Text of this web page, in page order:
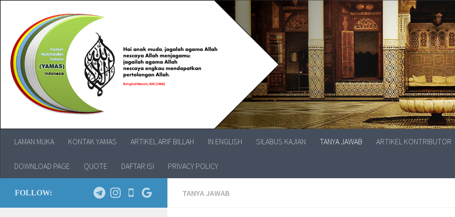
LAMAN MUKA KONTAK YAMAS ARTIKEL ARIF BILLAH IN ENGLISH SILABUS KAJIAN TANYA JAWAB ARTIKEL KONTRIBUTOR
DOWNLOAD PAGE QUOTE DAFTAR ISI PRIVACY POLICY
TANYA JAWAB
FOLLOW: